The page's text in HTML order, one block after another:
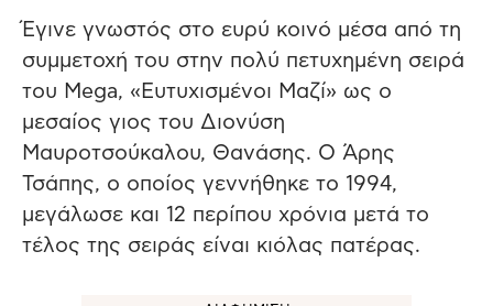
Έγινε γνωστός στο ευρύ κοινό μέσα από τη
συμμετοχή του στην πολύ πετυχημένη σειρά
του Mega, «Ευτυχισμένοι Μαζί» ως ο
μεσαίος γιος του Διονύση
Μαυροτσούκαλου, Θανάσης. Ο Άρης
Τσάπης, ο οποίος γεννήθηκε το 1994,
μεγάλωσε και 12 περίπου χρόνια μετά το
τέλος της σειράς είναι κιόλας πατέρας.